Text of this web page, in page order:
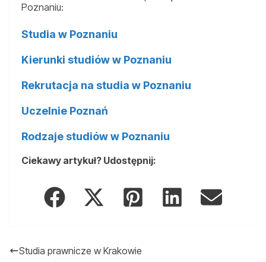
Poznaniu:
Studia w Poznaniu
Kierunki studiów w Poznaniu
Rekrutacja na studia w Poznaniu
Uczelnie Poznań
Rodzaje studiów w Poznaniu
Ciekawy artykuł? Udostępnij:
Studia prawnicze w Krakowie